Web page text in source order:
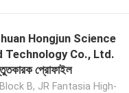
Hongjun Science
Technology Co., Ltd.
প্রোফাইল
Block B, JR Fantasia High-